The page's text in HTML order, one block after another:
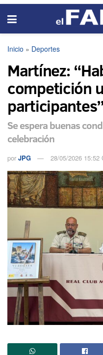
Inicio » Deportes
Martínez:
competición
Se espera buenas
celebración
por JPG 28/05/2026 15:52